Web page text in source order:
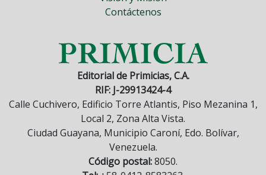
Contáctenos
Editorial de Primicias, C.A.
RIF: J-29913424-4
Calle Cuchivero, Edificio Torre Atlantis, Piso Mezanina 1,
Local 2, Zona Alta Vista.
Ciudad Guayana, Municipio Caroní, Edo. Bolívar,
Venezuela.
Código postal:8050.